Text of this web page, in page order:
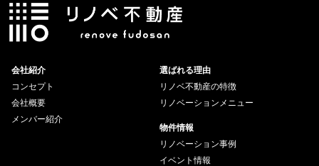
会社紹介
コンセプト
会社概要
メンバー紹介
選ばれる理由
リノベ不動産の特徴
リノベーションメニュー
物件情報
リノベーション事例
イベント情報